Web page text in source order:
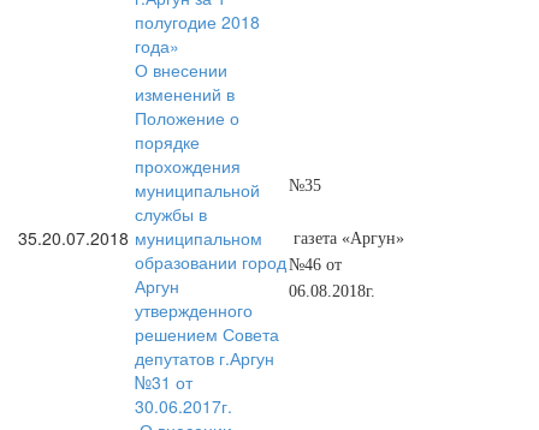
полугодие 2018
года»
35.20.07.2018
О внесении
изменений в
Положение о
порядке
прохождения
муниципальной
службы в
муниципальном
образовании город
Аргун
утвержденного
решением Совета
депутатов г.Аргун
№31 от
30.06.2017г.
№35
газета «Аргун»
№46 от
06.08.2018г.